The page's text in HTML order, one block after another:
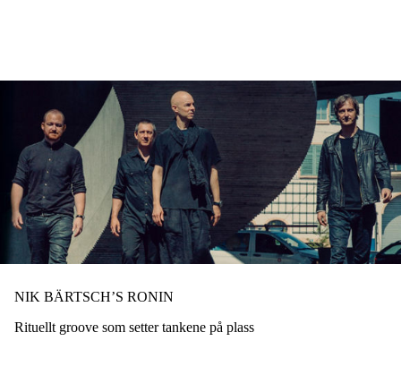
NIK BÄRTSCH’S RONIN
Rituellt groove som setter tankene på plass